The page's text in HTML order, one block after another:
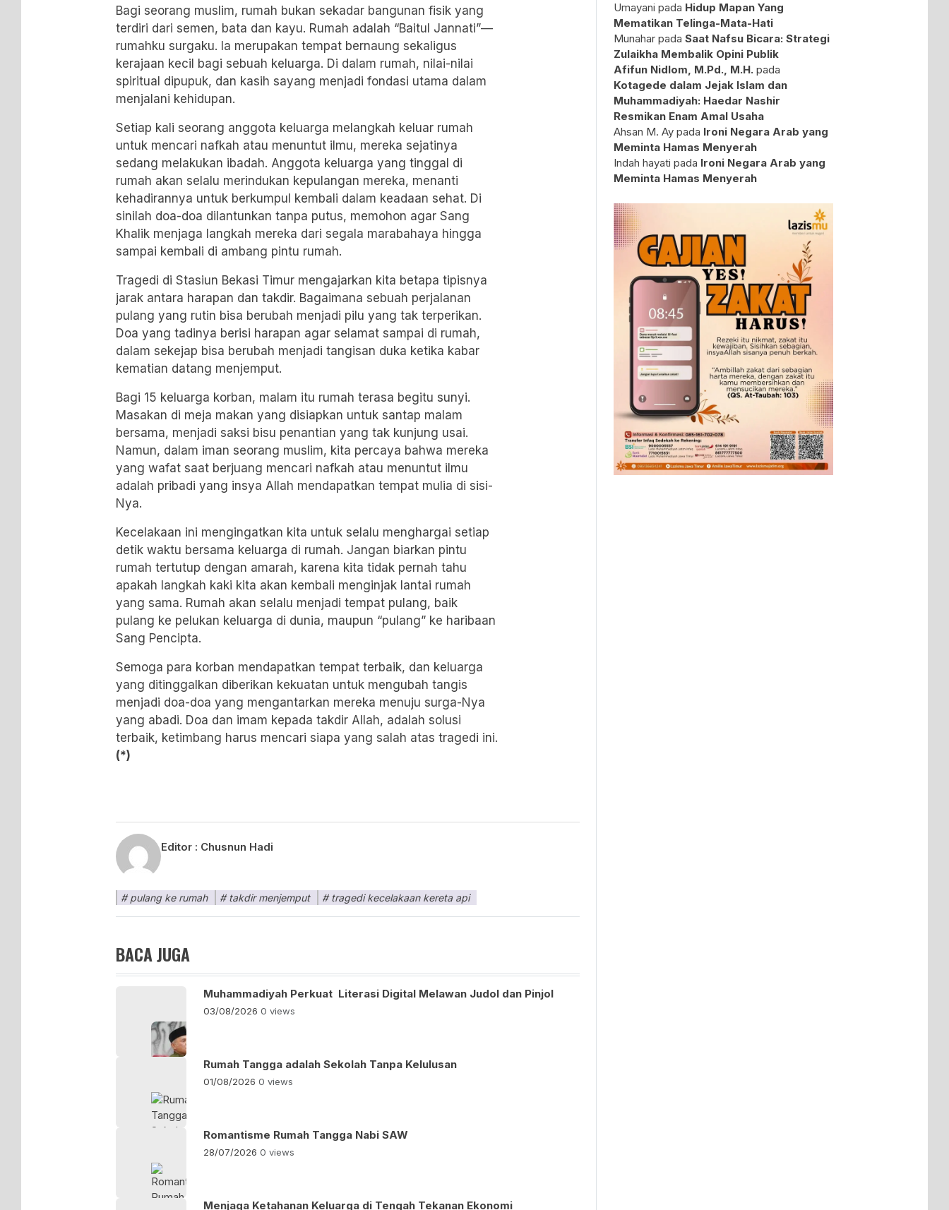
Bagi seorang muslim, rumah bukan sekadar bangunan fisik yang
terdiri dari semen, bata dan kayu. Rumah adalah “Baitul Jannati”—
rumahku surgaku. Ia merupakan tempat bernaung sekaligus
kerajaan kecil bagi sebuah keluarga. Di dalam rumah, nilai-nilai
spiritual dipupuk, dan kasih sayang menjadi fondasi utama dalam
menjalani kehidupan.
Setiap kali seorang anggota keluarga melangkah keluar rumah
untuk mencari nafkah atau menuntut ilmu, mereka sejatinya
sedang melakukan ibadah. Anggota keluarga yang tinggal di
rumah akan selalu merindukan kepulangan mereka, menanti
kehadirannya untuk berkumpul kembali dalam keadaan sehat. Di
sinilah doa-doa dilantunkan tanpa putus, memohon agar Sang
Khalik menjaga langkah mereka dari segala marabahaya hingga
sampai kembali di ambang pintu rumah.
Tragedi di Stasiun Bekasi Timur mengajarkan kita betapa tipisnya
jarak antara harapan dan takdir. Bagaimana sebuah perjalanan
pulang yang rutin bisa berubah menjadi pilu yang tak terperikan.
Doa yang tadinya berisi harapan agar selamat sampai di rumah,
dalam sekejap bisa berubah menjadi tangisan duka ketika kabar
kematian datang menjemput.
Bagi 15 keluarga korban, malam itu rumah terasa begitu sunyi.
Masakan di meja makan yang disiapkan untuk santap malam
bersama, menjadi saksi bisu penantian yang tak kunjung usai.
Namun, dalam iman seorang muslim, kita percaya bahwa mereka
yang wafat saat berjuang mencari nafkah atau menuntut ilmu
adalah pribadi yang insya Allah mendapatkan tempat mulia di sisi-
Nya.
Kecelakaan ini mengingatkan kita untuk selalu menghargai setiap
detik waktu bersama keluarga di rumah. Jangan biarkan pintu
rumah tertutup dengan amarah, karena kita tidak pernah tahu
apakah langkah kaki kita akan kembali menginjak lantai rumah
yang sama. Rumah akan selalu menjadi tempat pulang, baik
pulang ke pelukan keluarga di dunia, maupun “pulang” ke haribaan
Sang Pencipta.
Semoga para korban mendapatkan tempat terbaik, dan keluarga
yang ditinggalkan diberikan kekuatan untuk mengubah tangis
menjadi doa-doa yang mengantarkan mereka menuju surga-Nya
yang abadi. Doa dan imam kepada takdir Allah, adalah solusi
terbaik, ketimbang harus mencari siapa yang salah atas tragedi ini.
(*)
Editor : Chusnun Hadi
pulang ke rumah takdir menjemput tragedi kecelakaan kereta api
BACA JUGA
Muhammadiyah Perkuat Literasi Digital Melawan Judol dan Pinjol
03/08/2026 0 views
Rumah Tangga adalah Sekolah Tanpa Kelulusan
01/08/2026 0 views
Romantisme Rumah Tangga Nabi SAW
28/07/2026 0 views
Menjaga Ketahanan Keluarga di Tengah Tekanan Ekonomi
Umayani pada Hidup Mapan Yang
Mematikan Telinga-Mata-Hati
Munahar padaSaat Nafsu Bicara: Strategi
Zulaikha Membalik Opini Publik
Afifun Nidlom, M.Pd., M.H. pada
Kotagede dalam Jejak Islam dan
Muhammadiyah: Haedar Nashir
Resmikan Enam Amal Usaha
Ahsan M. Ay pada Ironi Negara Arab yang
Meminta Hamas Menyerah
Indah hayati pada Ironi Negara Arab yang
Meminta Hamas Menyerah